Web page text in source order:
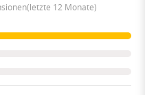
12 Monate)